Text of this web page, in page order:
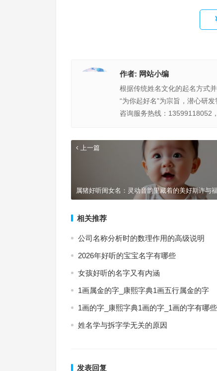
作者: 网站小编
根据传统姓名文化的起名方式
“为你起好名”为宗旨，潜心研
咨询服务热线：13599118052
上一篇
属猪好听闺女名：灵动音韵里藏着的美好期许与
相关推荐
公司名称分析时的数理作用的高级说明
2026年好听的宝宝名字有哪些
女孩好听的名字又有内涵
1画属金的字_康熙字典1画五行属金的字
1画的字_康熙字典1画的字_1画的字有哪些
姓名学与拆字学无关的原因
发表回复